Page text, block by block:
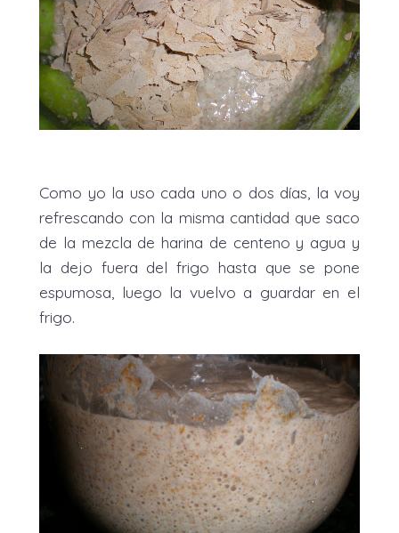
Como yo la uso cada uno o dos días, la voy
refrescando con la misma cantidad que saco
de la mezcla de harina de centeno y agua y
la dejo fuera del frigo hasta que se pone
espumosa, luego la vuelvo a guardar en el
frigo.